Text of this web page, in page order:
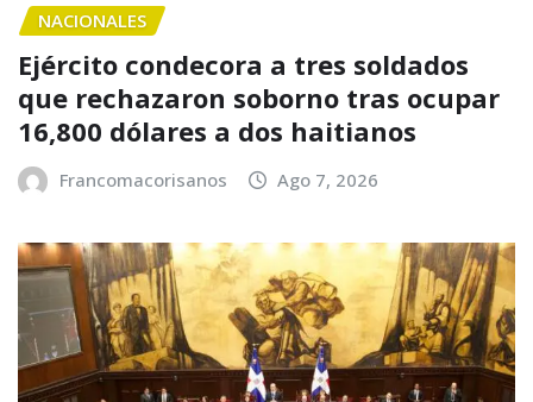
NACIONALES
Ejército condecora a tres soldados
que rechazaron soborno tras ocupar
16,800 dólares a dos haitianos
Francomacorisanos Ago 7, 2026